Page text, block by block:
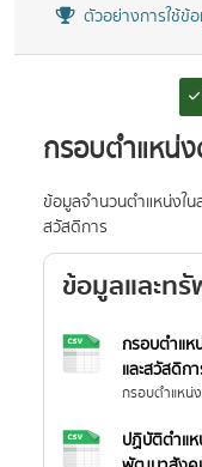
ตัวอย่างการใช้ข้
กรอบตำแหน่
ข้อมูลจำนวนตำแหน่งใ
สวัสดิการ
ข้อมูลและท
กรอบตำแ
และสวัสดิก
ปฏิบัติตำแ